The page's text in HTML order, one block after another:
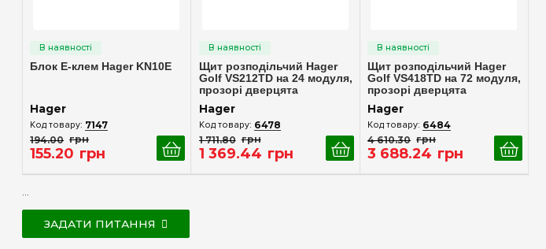
Блок E-клем Hager KN10E
Hager
7147
194.00 грн
155.20 грн
Щит розподільчий Hager
Golf VS212TD на 24 модуля,
прозорі дверцята
Hager
6478
1 711.80 грн
1 369.44 грн
Щит розподільчий Hager
Golf VS418TD на 72 модуля,
прозорі дверцята
Hager
6484
4 610.30 грн
3 688.24 грн
...
ЗАДАТИ ПИТАННЯ